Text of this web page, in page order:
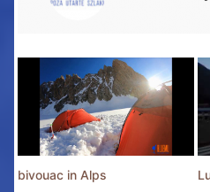
bivouac in Alps